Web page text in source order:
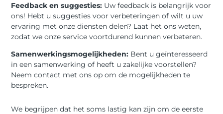
Feedback en suggesties: Uw feedback is belangrijk voor
ons! Hebt u suggesties voor verbeteringen of wilt u uw
ervaring met onze diensten delen? Laat het ons weten,
zodat we onze service voortdurend kunnen verbeteren.
Samenwerkingsmogelijkheden: Bent u geïnteresseerd
in een samenwerking of heeft u zakelijke voorstellen?
Neem contact met ons op om de mogelijkheden te
bespreken.
We begrijpen dat het soms lastig kan zijn om de eerste